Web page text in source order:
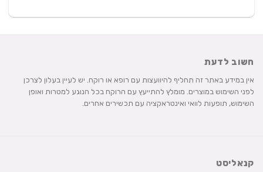
חשוב לדעת
אין במידע באתר זה תחליף להיוועצות עם רופא או רוקח. יש לעיין בעלון לצרכן
לפני השימוש במוצרים. מומלץ להתייעץ עם הרוקח בכל הנוגע למטרות ואופן
השימוש, תופעות לוואי ואינטראקציה עם תכשירים אחרים.
קנאליסט